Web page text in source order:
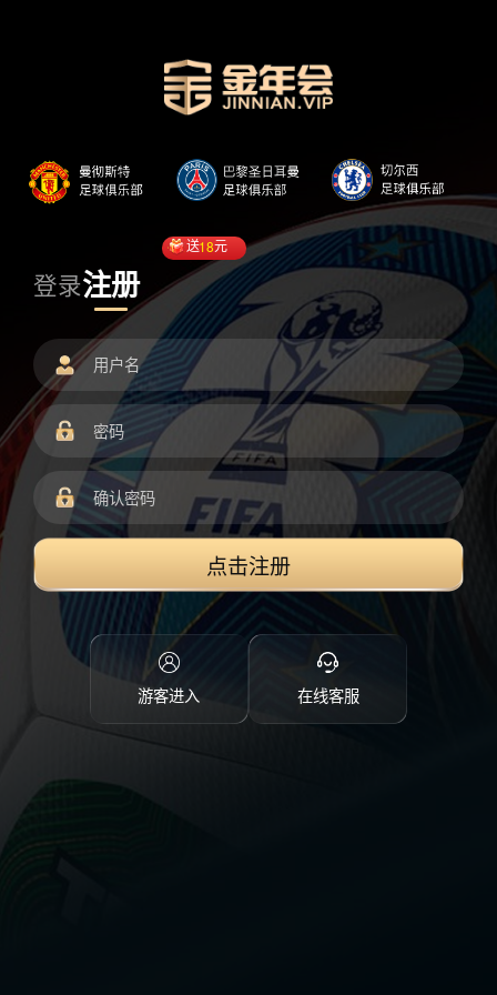
登录注册
送18元
点击注册
游客进入 在线客服